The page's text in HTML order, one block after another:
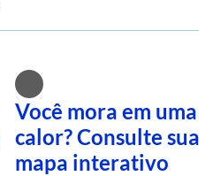
Você mora em uma
calor? Consulte sua
mapa interativo